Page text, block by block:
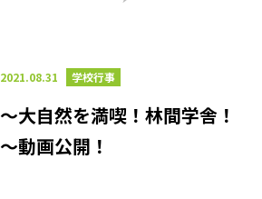
2021.08.31 学校行事
～大自然を満喫！林間学舎！
～動画公開！